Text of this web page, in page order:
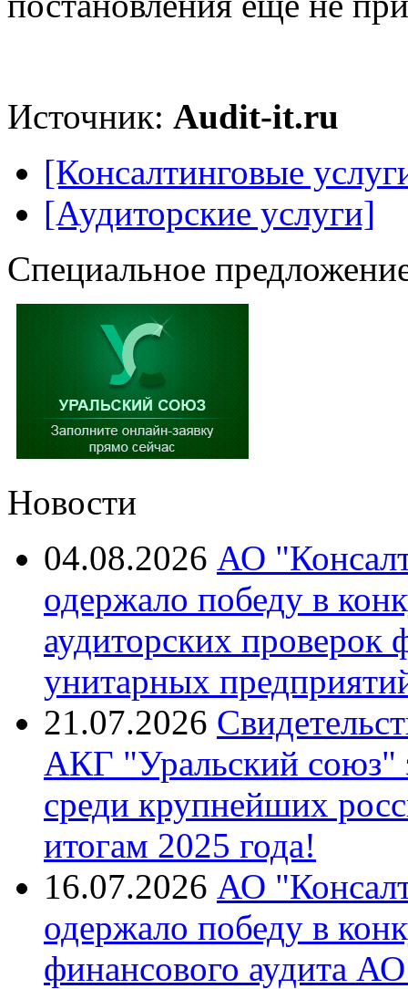
Источник: Audit-it.ru
[Консалтинговые
[Аудиторские услуги]
Специальное
Новости
04.08.2026 АО
одержало победу в
аудиторских проверок
унитарных
21.07.2026
АКГ "Уральский союз"
среди крупнейших
итогам 2025 года!
16.07.2026 АО
одержало победу в
финансового аудита